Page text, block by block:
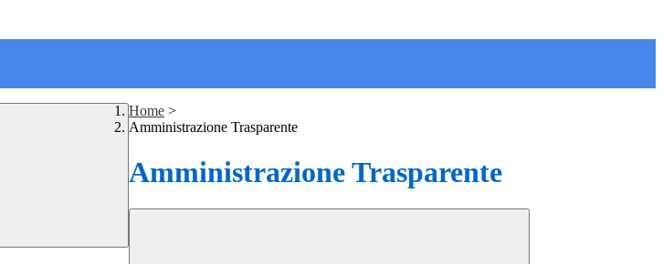
Home >
Amministrazione Trasparente
Amministrazione Trasparente